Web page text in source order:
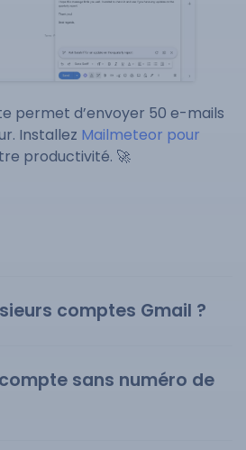
permet d’envoyer 50 e-mails
Installez Mailmeteor pour
productivité. 🚀
comptes Gmail ?
sans numéro de